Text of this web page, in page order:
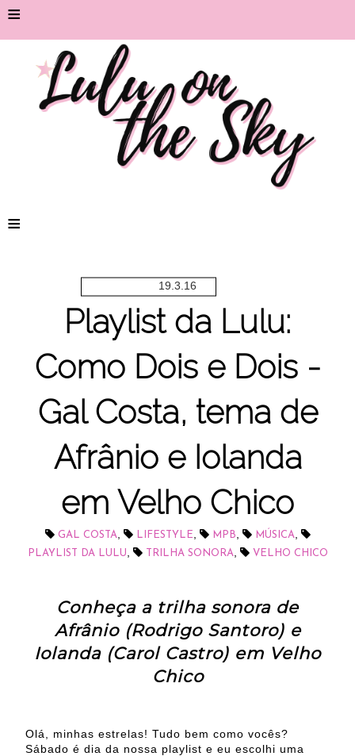
≡
≡
19.3.16
Playlist da Lulu:
Como Dois e Dois -
Gal Costa, tema de
Afrânio e Iolanda
em Velho Chico
GAL COSTA, LIFESTYLE, MPB, MÚSICA,
PLAYLIST DA LULU, TRILHA SONORA, VELHO CHICO
Conheça a trilha sonora de
Afrânio (Rodrigo Santoro) e
Iolanda (Carol Castro) em Velho
Chico
Olá, minhas estrelas! Tudo bem como vocês?
Sábado é dia da nossa playlist e eu escolhi uma